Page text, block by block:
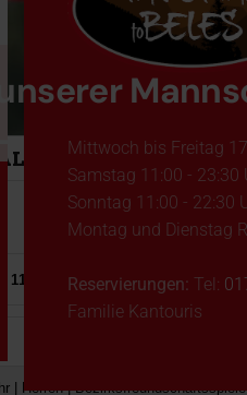
Mittwoch bis Freitag
Samstag 11:00 - 23:30
Sonntag 11:00 - 22:30
Montag und Dienstag
Reservierungen: Tel:
Familie Kantouris